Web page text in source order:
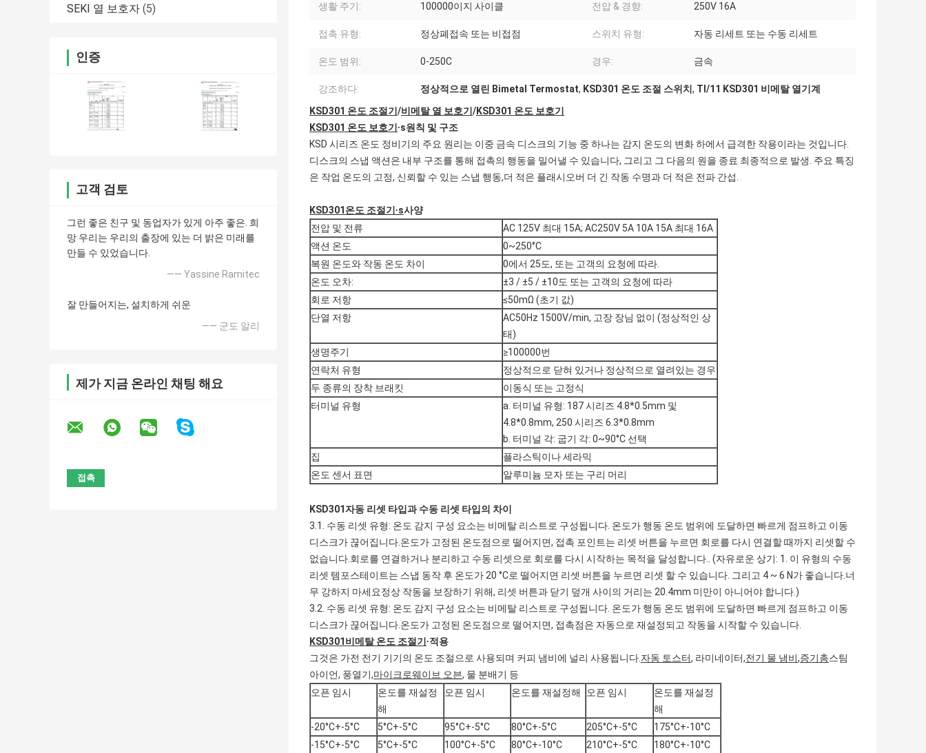
SEKI 열 보호자 (5)
인증
고객 검토
그런 좋은 친구 및 동업자가 있게 아주 좋은. 희
망 우리는 우리의 출장에 있는 더 밝은 미래를
만들 수 있었습니다.
—— Yassine Ramitec
잘 만들어지는, 설치하게 쉬운
—— 군도 알리
제가 지금 온라인 채팅 해요
생활 주기: 100000이지 사이클 전압 & 경향: 250V 16A
접촉 유형: 정상폐접속 또는 비접점 스위치 유형: 자동 리세트 또는 수동 리세트
온도 범위: 0-250C 경우: 금속
강조하다: 정상적으로 열린 Bimetal Termostat, KSD301 온도 조절 스위치 , TI/11 KSD301 비메탈 열기계
KSD301 온도 조절기 /비메탈 열 보호기 /KSD301 온도 보호기
KSD301 온도 보호기 ∙s원칙 및 구조
KSD 시리즈 온도 정비기의 주요 원리는 이중 금속 디스크의 기능 중 하나는 감지 온도의 변화 하에서 급격한 작용이라는 것입니다.
디스크의 스냅 액션은 내부 구조를 통해 접촉의 행동을 밀어낼 수 있습니다, 그리고 그 다음의 원을 종료 최종적으로 발생. 주요 특징
은 작업 온도의 고정, 신뢰할 수 있는 스냅 행동,더 적은 플래시오버 더 긴 작동 수명과 더 적은 전파 간섭.
KSD301 온도 조절기 ∙s사양
전압 및 전류
AC 125V 최대 15A; AC250V 5A 10A 15A 최대 16A
액션 온도
0~250°C
복원 온도와 작동 온도 차이
0에서 25도, 또는 고객의 요청에 따라.
온도 오차:
±3 / ±5 / ±10도 또는 고객의 요청에 따라
회로 저항
≤50mΩ (초기 값)
단열 저항
AC50Hz 1500V/min, 고장 장님 없이 (정상적인 상
태)
생명주기
≥100000번
연락처 유형
정상적으로 닫혀 있거나 정상적으로 열려있는 경우
두 종류의 장착 브래킷
이동식 또는 고정식
터미널 유형
a. 터미널 유형: 187 시리즈 4.8*0.5mm 및
4.8*0.8mm, 250 시리즈 6.3*0.8mm
b. 터미널 각: 굽기 각: 0~90°C 선택
집
플라스틱이나 세라믹
온도 센서 표면
알루미늄 모자 또는 구리 머리
KSD301자동 리셋 타입과 수동 리셋 타입의 차이
3.1. 수동 리셋 유형: 온도 감지 구성 요소는 비메탈 리스트로 구성됩니다. 온도가 행동 온도 범위에 도달하면 빠르게 점프하고 이동
디스크가 끊어집니다.온도가 고정된 온도점으로 떨어지면, 접촉 포인트는 리셋 버튼을 누르면 회로를 다시 연결할 때까지 리셋할 수
없습니다.회로를 연결하거나 분리하고 수동 리셋으로 회로를 다시 시작하는 목적을 달성합니다.. (자유로운 상기: 1. 이 유형의 수동
리셋 템포스테이트는 스냅 동작 후 온도가 20 °C로 떨어지면 리셋 버튼을 누르면 리셋 할 수 있습니다. 그리고 4 ~ 6 N가 좋습니다.너
무 강하지 마세요정상 작동을 보장하기 위해, 리셋 버튼과 닫기 덮개 사이의 거리는 20.4mm 미만이 아니어야 합니다.)
3.2. 수동 리셋 유형: 온도 감지 구성 요소는 비메탈 리스트로 구성됩니다. 온도가 행동 온도 범위에 도달하면 빠르게 점프하고 이동
디스크가 끊어집니다.온도가 고정된 온도점으로 떨어지면, 접촉점은 자동으로 재설정되고 작동을 시작할 수 있습니다.
KSD301 비메탈 온도 조절기 ∙적용
그것은 가전 전기 기기의 온도 조절으로 사용되며 커피 냄비에 널리 사용됩니다.자동 토스터, 라미네이터,전기 물 냄비,증기총스팀
아이언, 풍열기,마이크로웨이브 오븐, 물 분배기 등
오픈 임시
온도를 재설정
해
오픈 임시 온도를 재설정해 오픈 임시
온도를 재설정
해
-20°C+-5°C
5°C+-5°C 95°C+-5°C 80°C+-5°C 205°C+-5°C
175°C+-10°C
-15°C+-5°C
5°C+-5°C 100°C+-5°C 80°C+-10°C 210°C+-5°C
180°C+-10°C